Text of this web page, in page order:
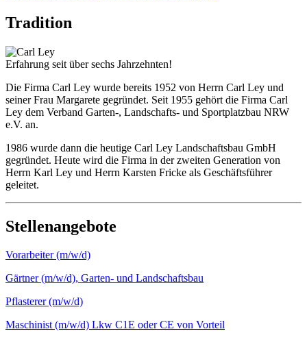
Tradition
Erfahrung seit über sechs Jahrzehnten!
Die Firma Carl Ley wurde bereits 1952 von Herrn Carl Ley und
seiner Frau Margarete gegründet. Seit 1955 gehört die Firma Carl
Ley dem Verband Garten-, Landschafts- und Sportplatzbau NRW
e.V. an.
1986 wurde dann die heutige Carl Ley Landschaftsbau GmbH
gegründet. Heute wird die Firma in der zweiten Generation von
Herrn Karl Ley und Herrn Karsten Fricke als Geschäftsführer
geleitet.
Stellenangebote
Vorarbeiter (m/w/d)
Gärtner (m/w/d), Garten- und Landschaftsbau
Pflasterer (m/w/d)
Maschinist (m/w/d) Lkw C1E oder CE von Vorteil